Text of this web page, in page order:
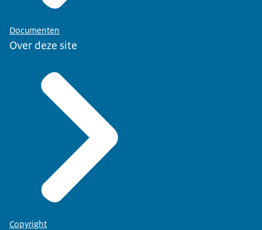
Documenten
Over deze site
Copyright